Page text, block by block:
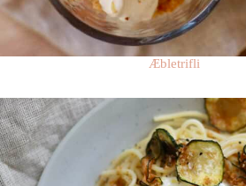
Æbletrifli